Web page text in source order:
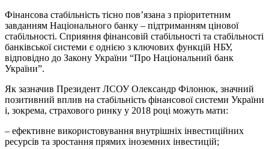
Фінансова стабільність тісно пов’язана з пріоритетним
завданням Національного банку – підтриманням цінової
стабільності. Сприяння фінансовій стабільності та стабільності
банківської системи є однією з ключових функцій НБУ,
відповідно до Закону України “Про Національний банк
України”.
Як зазначив Президент ЛСОУ Олександр Філонюк, значний
позитивний вплив на стабільність фінансової системи України
і, зокрема, страхового ринку у 2018 році можуть мати:
– ефективне використовування внутрішніх інвестиційних
ресурсів та зростання прямих іноземних інвестицій;